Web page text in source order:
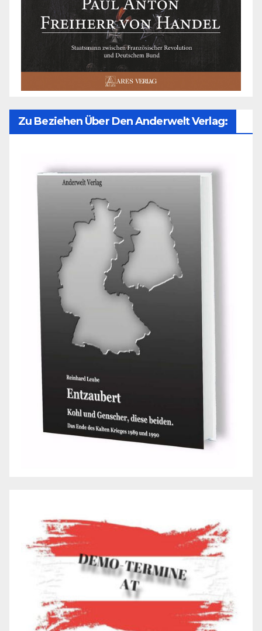
Zu Beziehen Über Den Anderwelt Verlag: